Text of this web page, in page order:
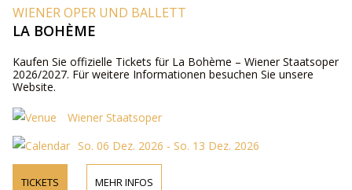
WIENER OPER UND BALLETT
LA BOHÈME
Kaufen Sie offizielle Tickets für La Bohème – Wiener Staatsoper
2026/2027. Für weitere Informationen besuchen Sie unsere
Website.
Wiener Staatsoper
So. 06 Dez. 2026 - So. 13 Dez. 2026
TICKETS MEHR INFOS